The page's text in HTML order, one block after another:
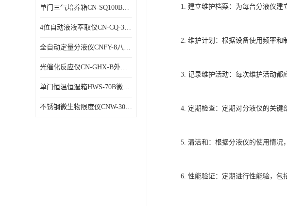
单门三气培养箱CN-SQ100B低氧细胞试验箱
4位自动液液萃取仪CN-CQ-3C油水萃取装置
全自动定量分液仪CNFY-8八排联管分液器
光催化反应仪CN-GHX-B外照式光化学反应器
单门恒温恒湿箱HWS-70B微生物细菌培养箱
不锈钢微生物限度仪CNW-300B薄膜过滤器
1. 建立维护档案：为每台分液仪建
2. 维护计划：根据设备使用频率和
3. 记录维护活动：每次维护活动都
4. 定期检查：定期对分液仪的关键
5. 清洁和：根据分液仪的使用情况
6. 性能验证：定期进行性能验，包